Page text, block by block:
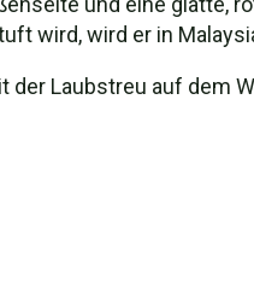
wird, wird er in
Laubstreu auf dem